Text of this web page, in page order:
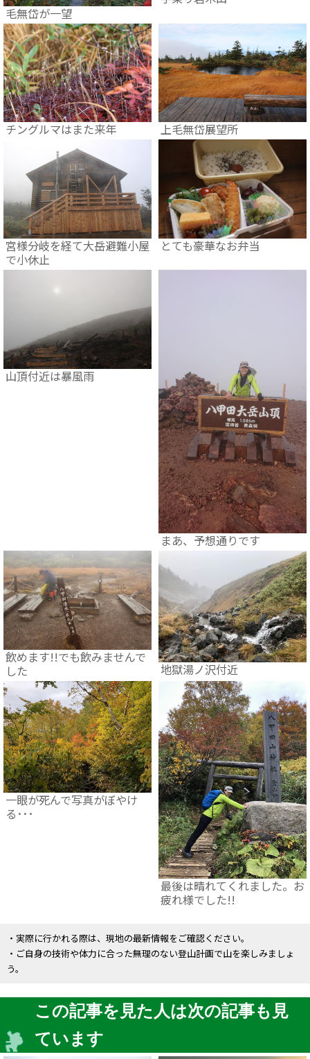
毛無岱が一望
チングルマはまた来年 上毛無岱展望所
宮様分岐を経て大岳避難小屋
で小休止
とても豪華なお弁当
山頂付近は暴風雨
まあ、予想通りです
飲めます!!でも飲みませんで
した
地獄湯ノ沢付近
一眼が死んで写真がぼやけ
る･･･
最後は晴れてくれました。お
疲れ様でした!!
・実際に行かれる際は、現地の最新情報をご確認ください。
・ご自身の技術や体力に合った無理のない登山計画で山を楽しみましょ
う。
この記事を見た人は次の記事も見
ています